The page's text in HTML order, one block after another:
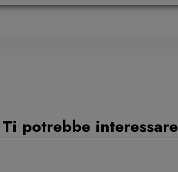
Ti potrebbe interessare